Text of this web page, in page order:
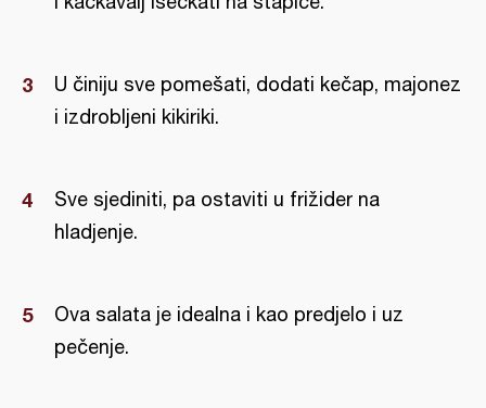
U činiju sve pomešati, dodati kečap, majonez
i izdrobljeni kikiriki.
Sve sjediniti, pa ostaviti u frižider na
hladjenje.
Ova salata je idealna i kao predjelo i uz
pečenje.